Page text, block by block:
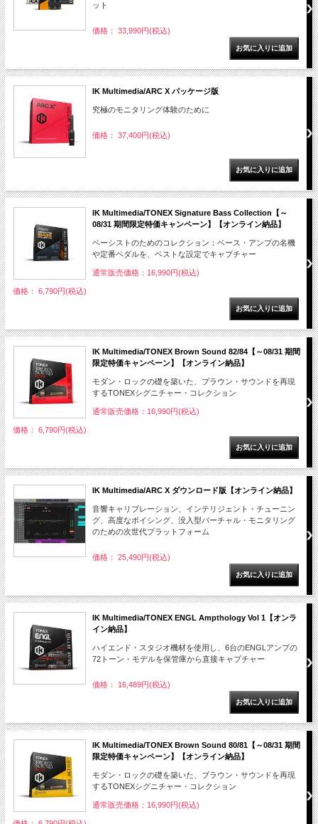
ット
価格： 33,990円(税込)
IK Multimedia/ARC X パッケージ版
究極のモニタリング体験のために
価格： 37,400円(税込)
IK Multimedia/TONEX Signature Bass Collection【～
08/31 期間限定特価キャンペーン】【オンライン納品】
ベーシストのためのコレクション：ベース・アンプの名機
や定番ペダルを、ベストな設定でキャプチャー
通常販売価格：16,990円(税込)
価格： 6,790円(税込)
IK Multimedia/TONEX Brown Sound 82/84【～08/31 期間
限定特価キャンペーン】【オンライン納品】
モダン・ロックの礎を築いた、ブラウン・サウンドを再現
するTONEXシグニチャー・コレクション
通常販売価格：16,990円(税込)
価格： 6,790円(税込)
IK Multimedia/ARC X ダウンロード版【オンライン納品】
音響キャリブレーション、インテリジェント・チューニン
グ、高度なボイシング、没入型バーチャル・モニタリング
のための次世代プラットフォーム
価格： 25,490円(税込)
IK Multimedia/TONEX ENGL Ampthology Vol 1【オンラ
イン納品】
ハイエンド・スタジオ機材を使用し、6台のENGLアンプの
72トーン・モデルを保管庫から直接キャプチャー
価格： 16,489円(税込)
IK Multimedia/TONEX Brown Sound 80/81【～08/31 期間
限定特価キャンペーン】【オンライン納品】
モダン・ロックの礎を築いた、ブラウン・サウンドを再現
するTONEXシグニチャー・コレクション
通常販売価格：16,990円(税込)